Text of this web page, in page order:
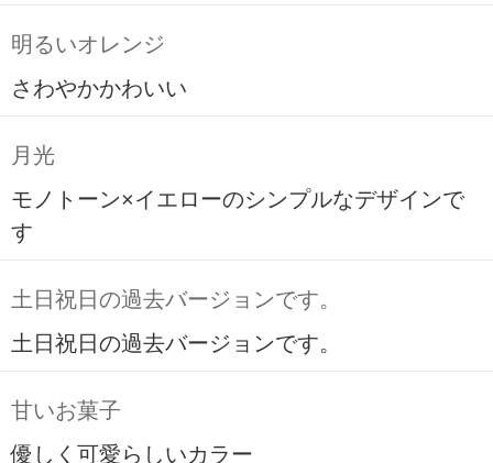
明るいオレンジ
さわやかかわいい
月光
モノトーン×イエローのシンプルなデザインで
す
土日祝日の過去バージョンです。
土日祝日の過去バージョンです。
甘いお菓子
優しく可愛らしいカラー